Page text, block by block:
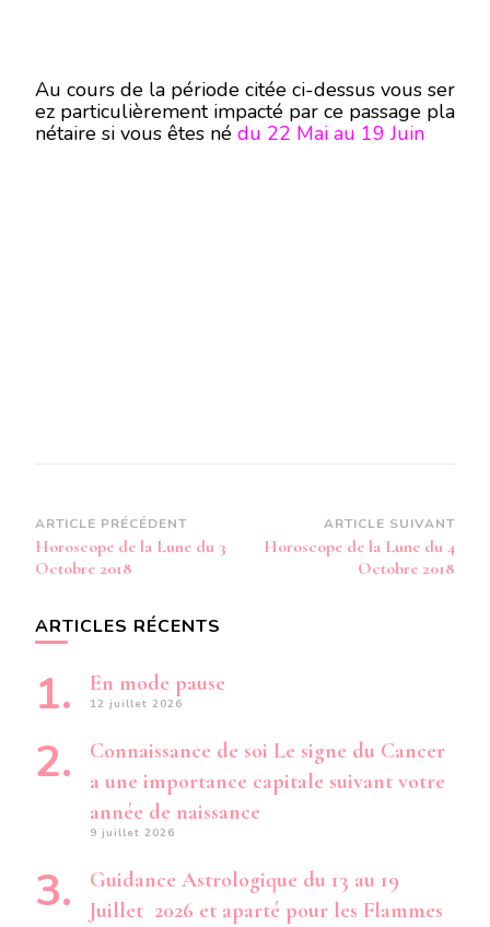
Au cours de la période citée ci-dessus vous ser
ez particulièrement impacté par ce passage pla
nétaire si vous êtes né du 22 Mai au 19 Juin
Navigation
d’article
ARTICLE PRÉCÉDENT
Horoscope de la Lune du 3
Octobre 2018
ARTICLE SUIVANT
Horoscope de la Lune du 4
Octobre 2018
ARTICLES RÉCENTS
En mode pause
12 juillet 2026
Connaissance de soi Le signe du Cancer
a une importance capitale suivant votre
année de naissance
9 juillet 2026
Guidance Astrologique du 13 au 19
Juillet 2026 et aparté pour les Flammes